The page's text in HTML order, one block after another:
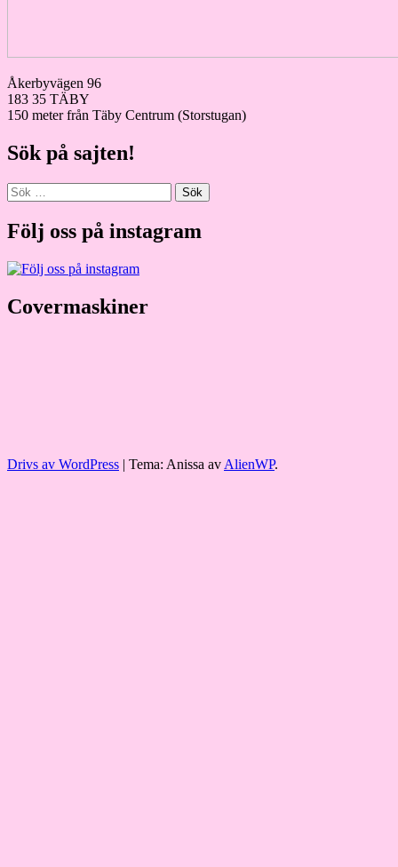
Åkerbyvägen 96
183 35 TÄBY
150 meter från Täby Centrum (Storstugan)
Sök på sajten!
Sök
efter:
Följ oss på instagram
Covermaskiner
Drivs av WordPress Tema: Anissa avAlienWP.